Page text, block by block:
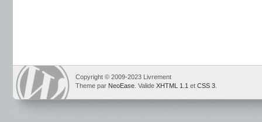
Copyright © 2009-2023 Livrement
Theme par NeoEase . Valide XHTML 1.1 et CSS 3